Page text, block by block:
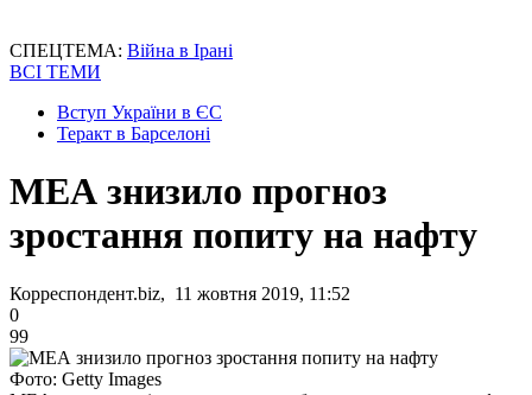
СПЕЦТЕМА: Війна в Ірані
ВСІ ТЕМИ
Вступ України в ЄС
Теракт в Барселоні
МЕА знизило прогноз
зростання попиту на нафту
Корреспондент.biz, 11 жовтня 2019, 11:52
0
99
Фото: Getty Images